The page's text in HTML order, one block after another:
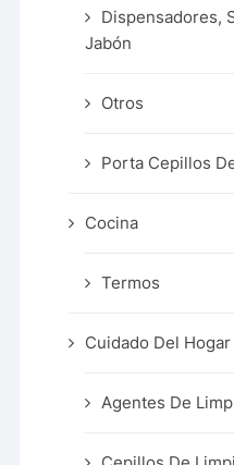
Dispensadores,
Jabón
Otros
Porta Cepillos
Cocina
Termos
Cuidado Del Hogar
Agentes De